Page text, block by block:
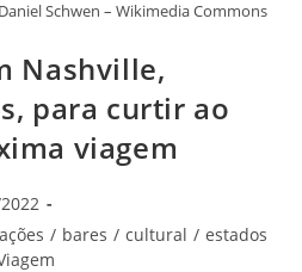
Schwen – Wikimedia Commons
Nashville,
para curtir ao
viagem
/ bares / cultural / estados